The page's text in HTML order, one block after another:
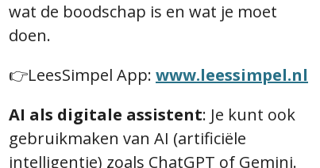
wat de boodschap is en wat je moet
doen.
👉LeesSimpel App: www.leessimpel.nl
AI als digitale assistent: Je kunt ook
gebruikmaken van AI (artificiële
intelligentie) zoals ChatGPT of Gemini.